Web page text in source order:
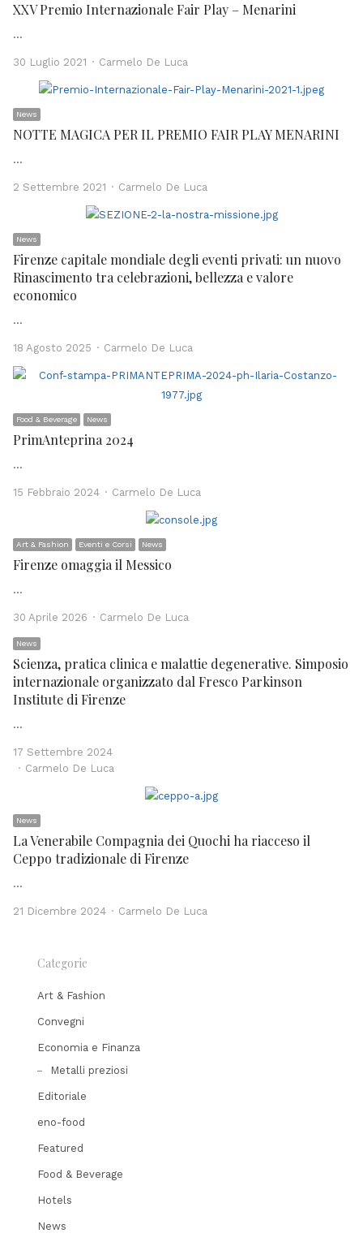
XXV Premio Internazionale Fair Play – Menarini
…
30 Luglio 2021 Author
Carmelo De Luca
News
NOTTE MAGICA PER IL PREMIO FAIR PLAY MENARINI
…
2 Settembre 2021 Author
Carmelo De Luca
News
Firenze capitale mondiale degli eventi privati: un nuovo
Rinascimento tra celebrazioni, bellezza e valore
economico
…
18 Agosto 2025 Author
Carmelo De Luca
Food & Beverage News
PrimAnteprina 2024
…
15 Febbraio 2024 Author
Carmelo De Luca
Art & Fashion Eventi e Corsi News
Firenze omaggia il Messico
…
30 Aprile 2026 Author
Carmelo De Luca
News
Scienza, pratica clinica e malattie degenerative. Simposio
internazionale organizzato dal Fresco Parkinson
Institute di Firenze
…
17 Settembre 2024
Author
Carmelo De Luca
News
La Venerabile Compagnia dei Quochi ha riacceso il
Ceppo tradizionale di Firenze
…
21 Dicembre 2024 Author
Carmelo De Luca
Categorie
Art & Fashion
Convegni
Economia e Finanza
Metalli preziosi
Editoriale
eno-food
Featured
Food & Beverage
Hotels
News